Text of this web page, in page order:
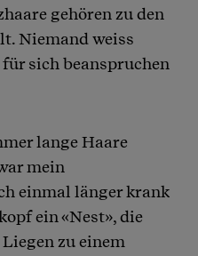
gehören zu den
Niemand weiss
sich beanspruchen
lange Haare
mein
einmal länger krank
ein «Nest», die
zu einem